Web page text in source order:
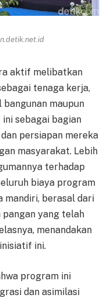
aktif melibatkan
tenaga kerja,
maupun
sebagai bagian
persiapan mereka
masyarakat. Lebih
terhadap
biaya program
mandiri, berasal dari
pangan yang telah
menandakan
ini.
program ini
dan asimilasi